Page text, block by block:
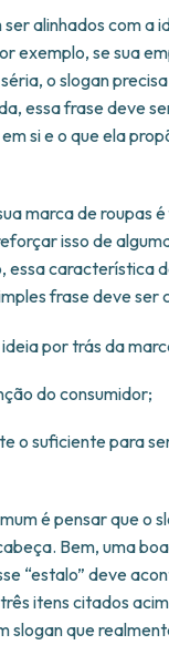
ser alinhados com a
exemplo, se sua
o slogan
essa frase deve
si e o que ela
marca de roupas
isso de
essa característica
frase deve ser
por trás da
do consumidor;
o suficiente para
é pensar que o
Bem, uma
“estalo” deve
itens citados
slogan que